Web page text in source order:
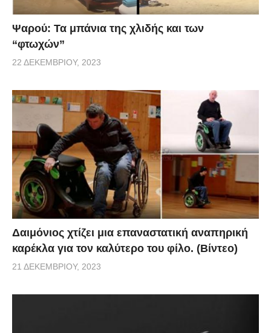
Ψαρού: Τα μπάνια της χλιδής και των
“φτωχών”
22 ΔΕΚΕΜΒΡΊΟΥ, 2023
Δαιμόνιος χτίζει μια επαναστατική αναπηρική
καρέκλα για τον καλύτερο του φίλο. (Βίντεο)
21 ΔΕΚΕΜΒΡΊΟΥ, 2023